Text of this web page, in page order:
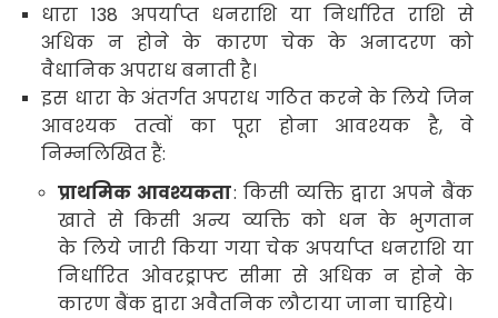
धारा 138 अपर्याप्त धनराशि या निर्धारित राशि से
अधिक न होने के कारण चेक के अनादरण को
वैधानिक अपराध बनाती है।
इस धारा के अंतर्गत अपराध गठित करने के लिये जिन
आवश्यक तत्वों का पूरा होना आवश्यक है, वे
निम्नलिखित हैं:
प्राथमिक आवश्यकता:किसी व्यक्ति द्वारा अपने बैंक
खाते से किसी अन्य व्यक्ति को धन के भुगतान
के लिये जारी किया गया चेक अपर्याप्त धनराशि या
निर्धारित ओवरड्राफ्ट सीमा से अधिक न होने के
कारण बैंक द्वारा अवैतनिक लौटाया जाना चाहिये।